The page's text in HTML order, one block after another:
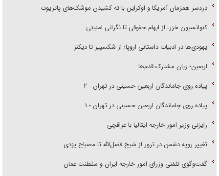
دردسر همزمان آمریکا و اوکراین با ته کشیدن موشک‌های پاتریوت
کنوانسیون خزر، از ابهام حقوقی تا نگرانی امنیتی
یهودی‌ها در ادبیات داستانی اروپا؛ از شکسپیر تا دیکنز
اربعین؛ زبان مشترک قدم‌ها
پیاده روی جاماندگان اربعین حسینی در تهران - ۲
پیاده روی جاماندگان اربعین حسینی در تهران - ۱
رایزنی وزیر امور خارجه ایتالیا با عراقچی
تغییر رویه دشمن در ترور از شیخ فضل‌الله تا مصباح یزدی
گفت‌وگوی تلفنی وزرای امور خارجه ایران و سلطنت عمان